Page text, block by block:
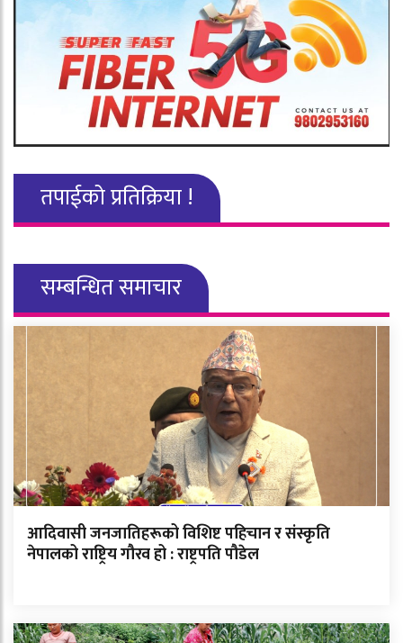
तपाईको प्रतिक्रिया !
सम्बन्धित समाचार
आदिवासी जनजातिहरूको विशिष्ट पहिचान र संस्कृति
नेपालको राष्ट्रिय गौरव हो : राष्ट्रपति पौडेल